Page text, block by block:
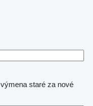
výmena staré za nové